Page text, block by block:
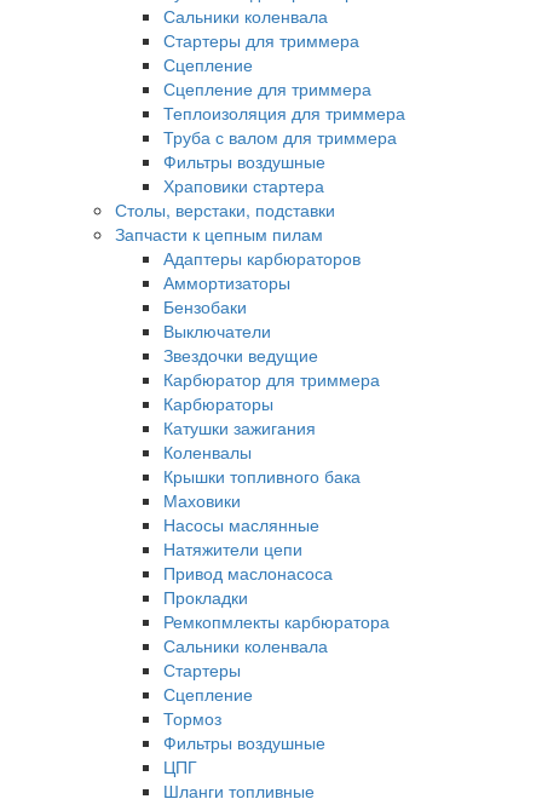
Сальники коленвала
Стартеры для триммера
Сцепление
Сцепление для триммера
Теплоизоляция для триммера
Труба с валом для триммера
Фильтры воздушные
Храповики стартера
Столы, верстаки, подставки
Запчасти к цепным пилам
Адаптеры карбюраторов
Аммортизаторы
Бензобаки
Выключатели
Звездочки ведущие
Карбюратор для триммера
Карбюраторы
Катушки зажигания
Коленвалы
Крышки топливного бака
Маховики
Насосы маслянные
Натяжители цепи
Привод маслонасоса
Прокладки
Ремкопмлекты карбюратора
Сальники коленвала
Стартеры
Сцепление
Тормоз
Фильтры воздушные
ЦПГ
Шланги топливные